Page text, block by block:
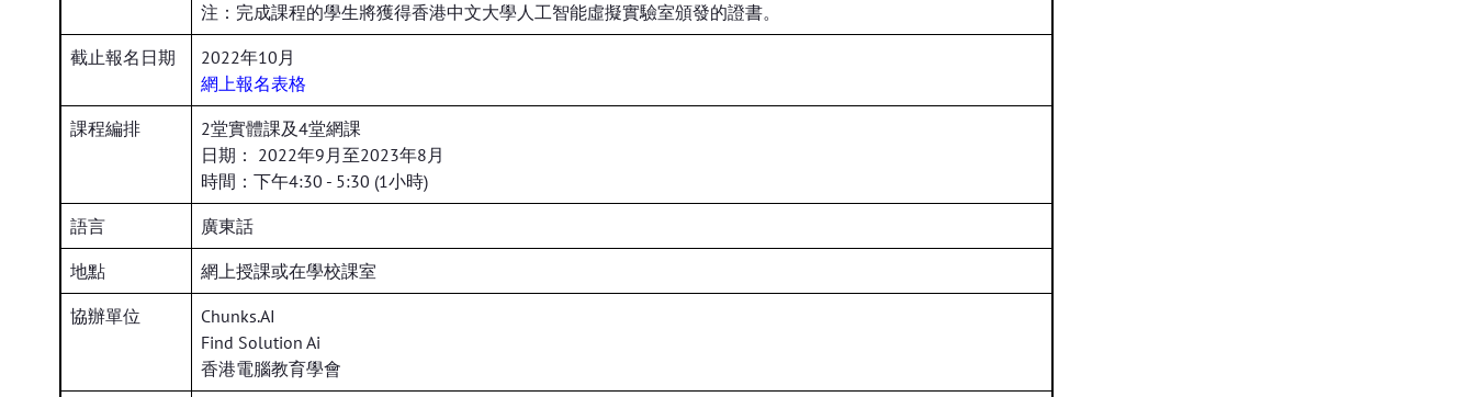
注：完成課程的學生將獲得香港中文大學人工智能虛擬實驗室頒發的證書。
截止報名日期
2022年10月
網上報名表格
課程編排
2堂實體課及4堂網課
日期： 2022年9月至2023年8月
時間：下午4:30 - 5:30 (1小時)
語言 廣東話
地點 網上授課或在學校課室
協辦單位
Chunks.AI
Find Solution Ai
香港電腦教育學會